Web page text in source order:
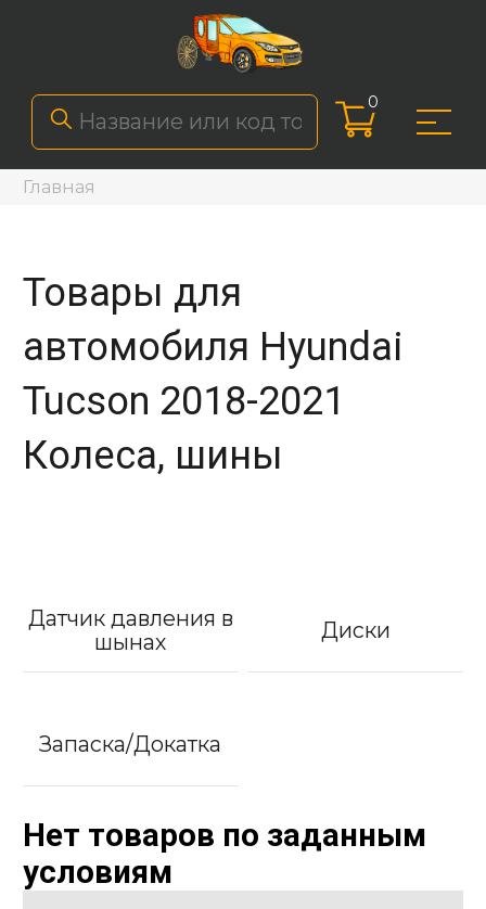
0
Главная
Товары для
автомобиля Hyundai
Tucson 2018-2021
Колеса, шины
Датчик давления в
шынах
Диски
Запаска/Докатка
Нет товаров по заданным
условиям